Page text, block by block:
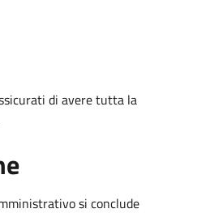
di avere tutta la
si conclude